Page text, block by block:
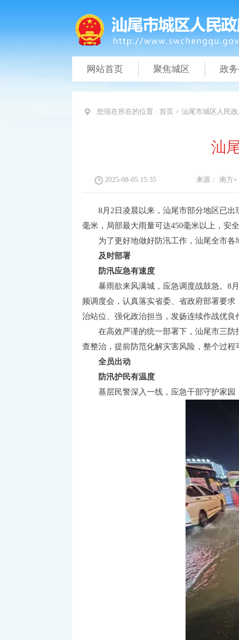
网站首页 聚焦城区 政
您现在所在的位置 : 首页 > 汕尾市城区人民
汕
2025-08-05 15:35 来源： 南方+
8月2日凌晨以来，汕尾市部分地区已出
毫米，局部最大雨量可达450毫米以上，安
为了更好地做好防汛工作，汕尾全市各地
及时部署
防汛应急有速度
暴雨欲来风满城，应急调度战鼓急。8月
频调度会，认真落实省委、省政府部署要
治站位、强化政治担当，发扬连续作战优
在高效严谨的统一部署下，汕尾市三防
查整治，提前防范化解灾害风险，整个过程
全员出动
防汛护民有温度
基层民警深入一线，应急干部守护家园